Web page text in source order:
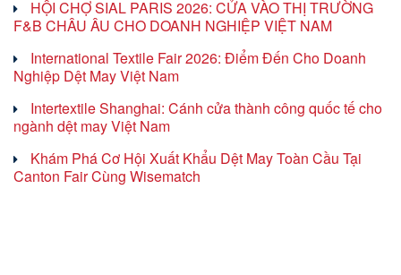
HỘI CHỢ SIAL PARIS 2026: CỬA VÀO THỊ TRƯỜNG
F&B CHÂU ÂU CHO DOANH NGHIỆP VIỆT NAM
International Textile Fair 2026: Điểm Đến Cho Doanh
Nghiệp Dệt May Việt Nam
Intertextile Shanghai: Cánh cửa thành công quốc tế cho
ngành dệt may Việt Nam
Khám Phá Cơ Hội Xuất Khẩu Dệt May Toàn Cầu Tại
Canton Fair Cùng Wisematch